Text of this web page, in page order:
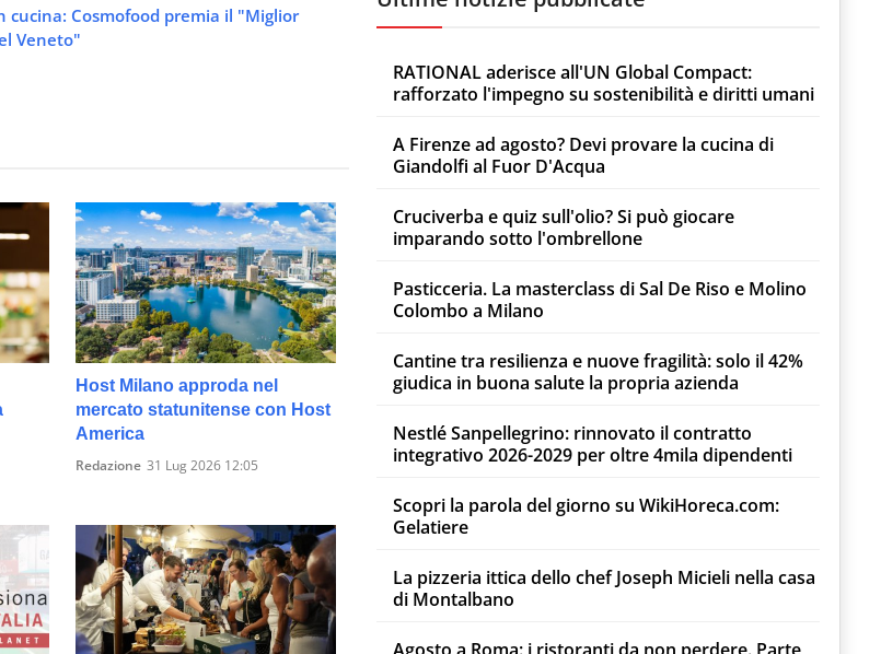
cucina: Cosmofood premia il "Miglior
Veneto"
Host Milano approda nel
mercato statunitense con Host
America
Redazione 31 Lug 2026 12:05
RATIONAL aderisce all'UN Global Compact:
rafforzato l'impegno su sostenibilità e diritti umani
A Firenze ad agosto? Devi provare la cucina di
Giandolfi al Fuor D'Acqua
Cruciverba e quiz sull'olio? Si può giocare
imparando sotto l'ombrellone
Pasticceria. La masterclass di Sal De Riso e Molino
Colombo a Milano
Cantine tra resilienza e nuove fragilità: solo il 42%
giudica in buona salute la propria azienda
Nestlé Sanpellegrino: rinnovato il contratto
integrativo 2026-2029 per oltre 4mila dipendenti
Scopri la parola del giorno su WikiHoreca.com:
Gelatiere
La pizzeria ittica dello chef Joseph Micieli nella casa
di Montalbano